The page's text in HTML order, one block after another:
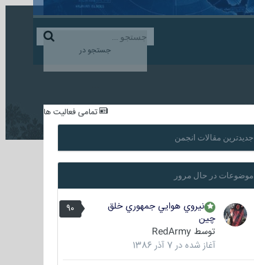
جستجو در
تمامی فعالیت ها
جدیدترین مقالات انجمن
موضوعات در حال مرور
90
نيروي هوايي جمهوري خلق
چين
توسط RedArmy
آغاز شده در 7 آذر 1386